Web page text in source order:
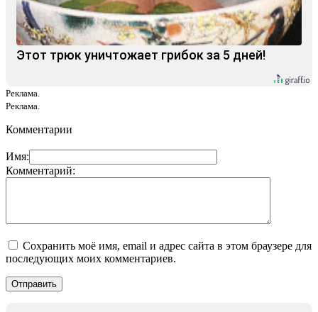
Этот трюк уничтожает грибок за 5 дней!
Реклама.
Реклама.
Комментарии
Имя:
Комментарий:
Сохранить моё имя, email и адрес сайта в этом браузере для
последующих моих комментариев.